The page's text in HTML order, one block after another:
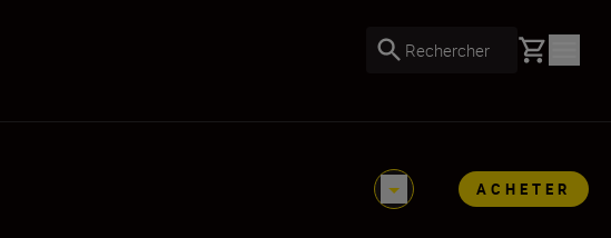
Rechercher Basket
ACHETER